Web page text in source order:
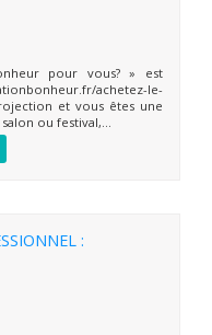
pour vous? » est
achetez-le-
et vous êtes une
ou festival,...
: